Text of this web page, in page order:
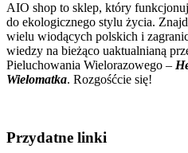
AIO shop to sklep, który
do ekologicznego stylu życia.
wielu wiodących polskich i
wiedzy na bieżąco uaktualnianą
Pieluchowania Wielorazowego –
Wielomatka. Rozgośćcie się!
Przydatne linki